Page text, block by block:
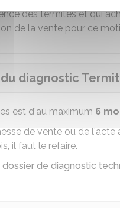
des termites et qui
de la vente pour ce
diagnostic
est d'au maximum 6
de vente ou de l'acte
il faut le refaire.
dossier de diagnostic